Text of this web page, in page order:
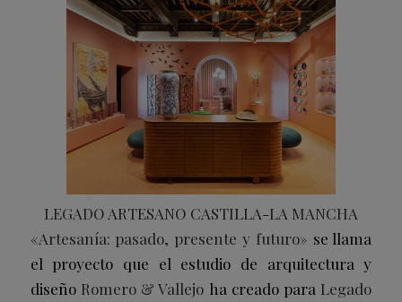
LEGADO ARTESANO CASTILLA-LA MANCHA
«Artesanía: pasado, presente y futuro» se llama
el proyecto que el estudio de arquitectura y
diseñoRomero & Vallejo ha creado para Legado